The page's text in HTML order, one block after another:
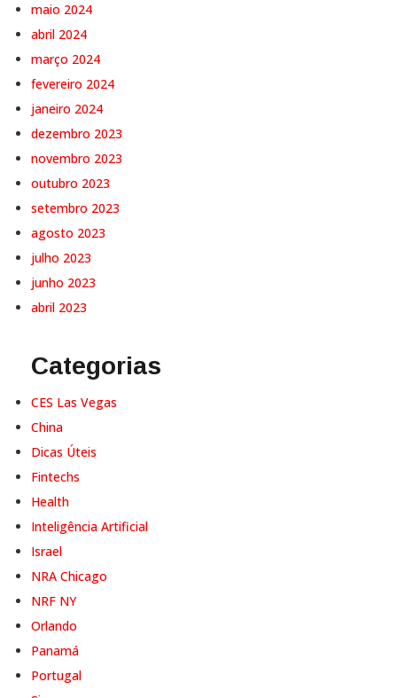
abril 2024
março 2024
fevereiro 2024
janeiro 2024
dezembro 2023
novembro 2023
outubro 2023
setembro 2023
agosto 2023
julho 2023
junho 2023
abril 2023
CES Las Vegas
China
Dicas Úteis
Fintechs
Health
Inteligência Artificial
Israel
NRA Chicago
NRF NY
Orlando
Panamá
Portugal
Singapura